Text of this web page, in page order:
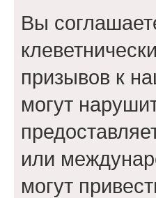
Вы
призывов к
могут
или
могут